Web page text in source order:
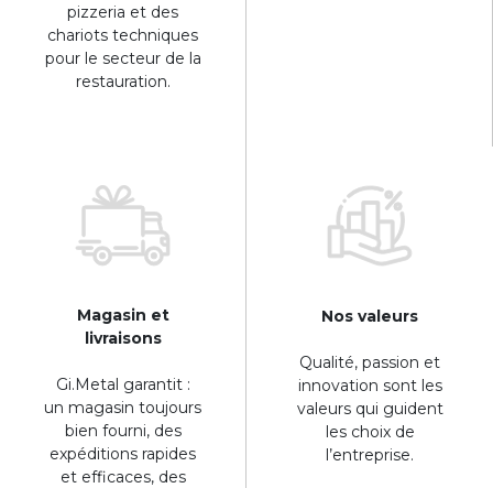
pizzeria et des
chariots techniques
pour le secteur de la
restauration.
Magasin et
livraisons
Gi.Metal garantit :
un magasin toujours
bien fourni, des
expéditions rapides
et efficaces, des
Nos valeurs
Qualité, passion et
innovation sont les
valeurs qui guident
les choix de
l’entreprise.